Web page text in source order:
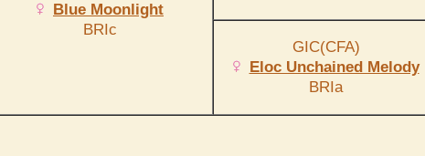
Blue Moonlight
BRIc
GIC(CFA)
Eloc Unchained Melody
BRIa